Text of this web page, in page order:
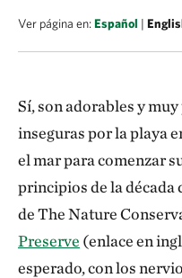
Ver página en:Español |
Sí, son adorables y
inseguras por la playa
el mar para comenzar
principios de la década
de The Nature
Preserve (enlace en
esperado, con los